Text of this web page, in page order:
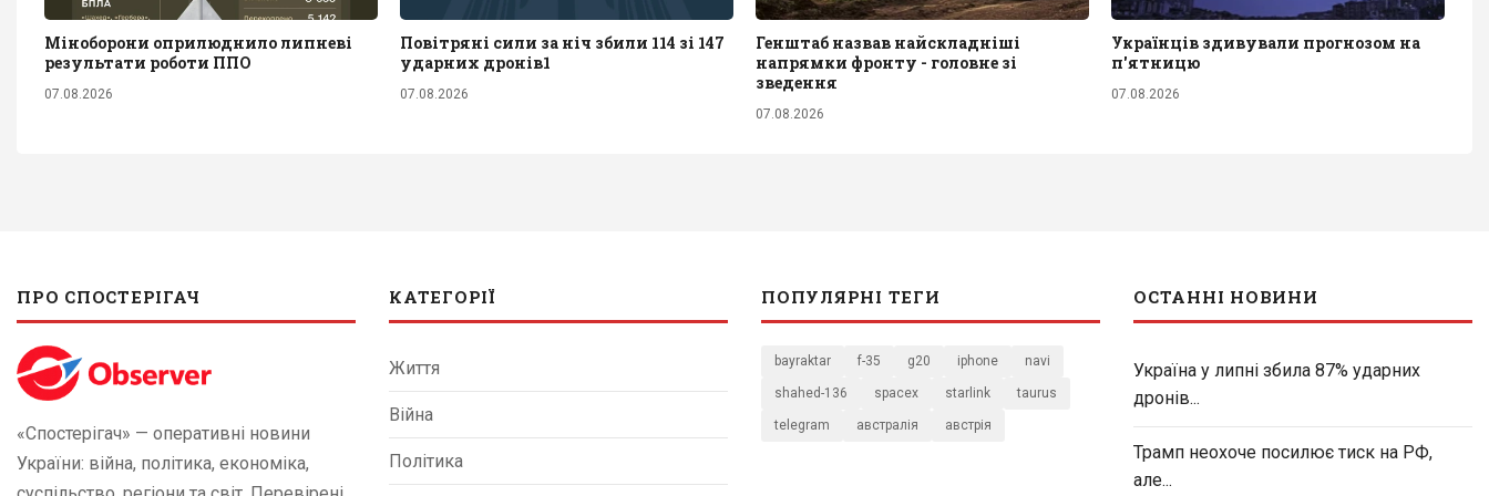
Міноборони оприлюднило липневі
результати роботи ППО
07.08.2026
Повітряні сили за ніч збили 114 зі 147
ударних дронів1
07.08.2026
Генштаб назвав найскладніші
напрямки фронту - головне зі
зведення
07.08.2026
Українців здивували прогнозом на
п'ятницю
07.08.2026
ПРО СПОСТЕРІГАЧ
«Спостерігач» — оперативні новини
України: війна, політика, економіка,
КАТЕГОРІЇ
Життя
Війна
Політика
ПОПУЛЯРНІ ТЕГИ
bayraktar f-35 g20 iphone navi
shahed-136 spacex starlink taurus
telegram австралія австрія
ОСТАННІ НОВИНИ
Україна у липні збила 87% ударних
дронів...
Трамп неохоче посилює тиск на РФ,
але...